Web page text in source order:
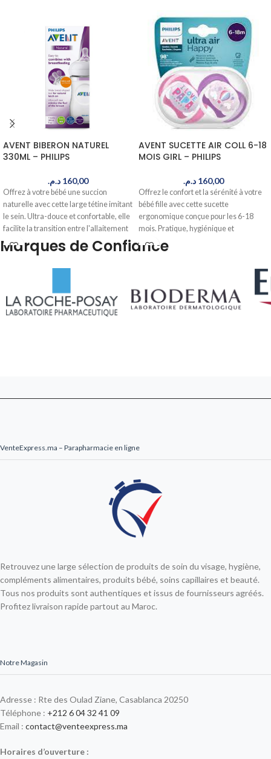
AVENT BIBERON NATUREL
330ML – PHILIPS
160,00 د.م.
Offrez à votre bébé une succion
naturelle avec cette large tétine imitant
le sein. Ultra-douce et confortable, elle
facilite la transition entre l'allaitement
et le biberon. Commandez maintenant,
livré en 24-48h au Maroc.
AVENT SUCETTE AIR COLL 6-18
MOIS GIRL – PHILIPS
160,00 د.م.
Offrez le confort et la sérénité à votre
bébé fille avec cette sucette
ergonomique conçue pour les 6-18
mois. Pratique, hygiénique et
sécurisée, elle favorise un
développement dentaire optimal.
Marques de Confiance
VenteExpress.ma – Parapharmacie en ligne
Retrouvez une large sélection de produits de soin du visage, hygiène,
compléments alimentaires, produits bébé, soins capillaires et beauté.
Tous nos produits sont authentiques et issus de fournisseurs agréés.
Profitez livraison rapide partout au Maroc.
Notre Magasin
Adresse : Rte des Oulad Ziane, Casablanca 20250
Téléphone : +212 6 04 32 41 09
Email : contact@venteexpress.ma
Horaires d’ouverture :